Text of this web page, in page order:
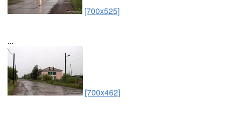
[700x525]
...
[700x462]